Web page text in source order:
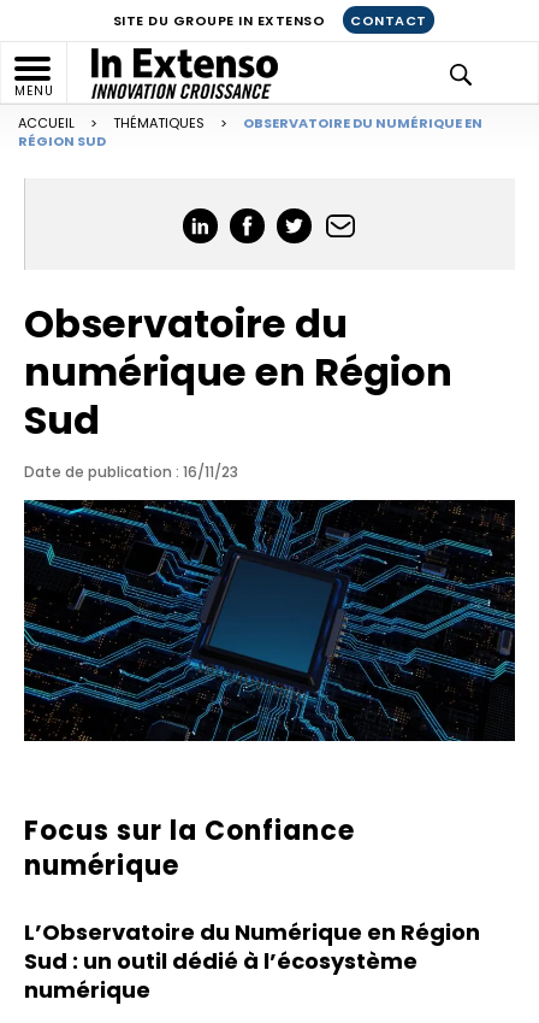
MENU
SITE DU GROUPE IN EXTENSO CONTACT
ACCUEIL > THÉMATIQUES >
OBSERVATOIRE DU NUMÉRIQUE EN
RÉGION SUD
Observatoire du
numérique en Région
Sud
Date de publication : 16/11/23
Focus sur la Confiance
numérique
L’Observatoire du Numérique en Région
Sud : un outil dédié à l’écosystème
numérique